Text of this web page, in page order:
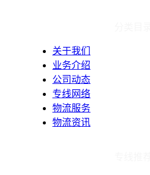
关于我们
业务介绍
公司动态
专线网络
物流服务
物流资讯